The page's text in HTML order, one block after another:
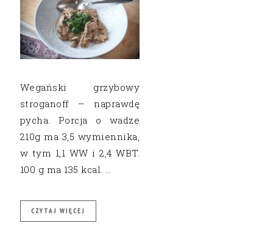
Wegański grzybowy
stroganoff – naprawdę
pycha. Porcja o wadze
210g ma 3,5 wymiennika,
w tym 1,1 WW i 2,4 WBT.
100 g ma 135 kcal. …
CZYTAJ WIĘCEJ